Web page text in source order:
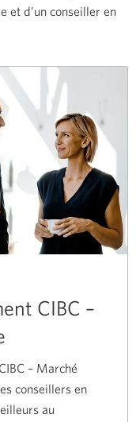
et d’un conseiller en
CIBC –
– Marché
conseillers en
au